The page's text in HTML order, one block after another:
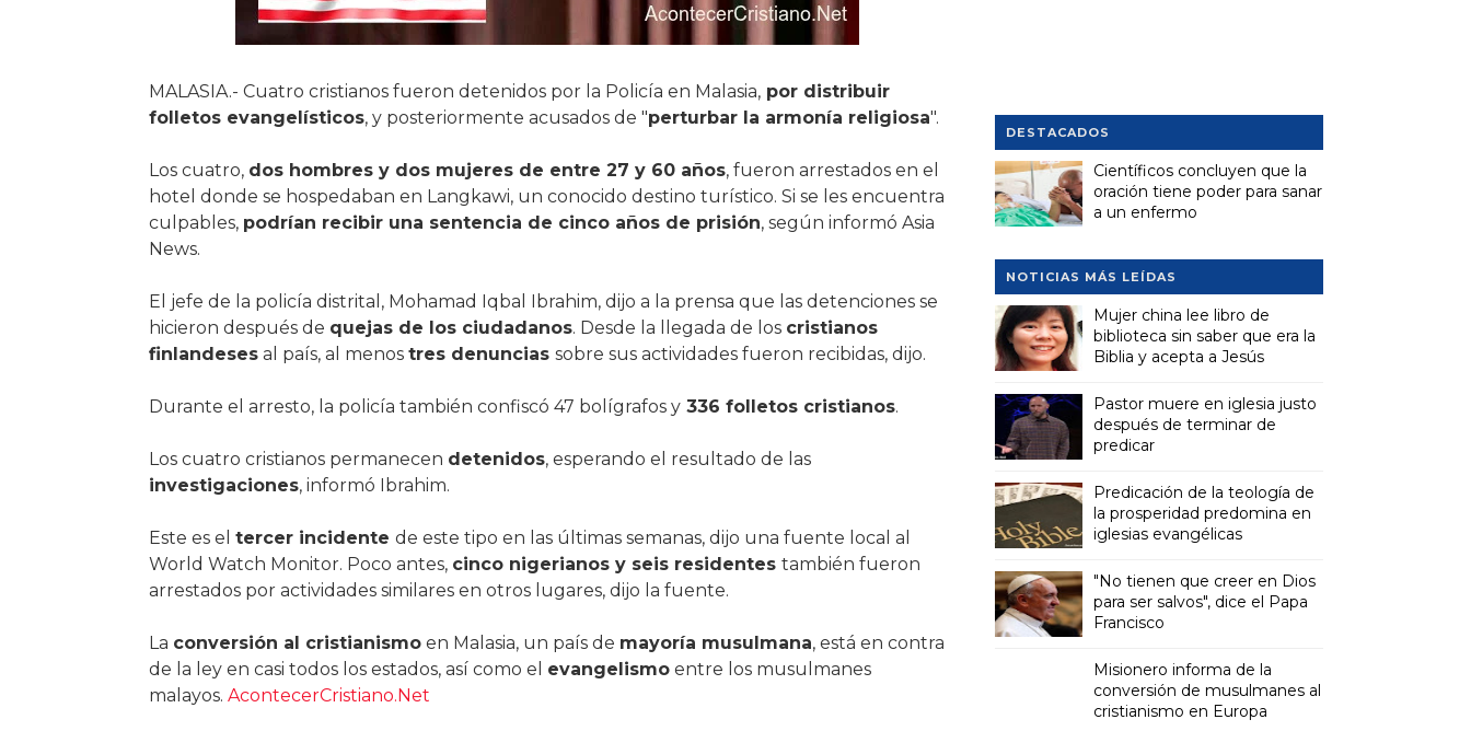
MALASIA.- Cuatro cristianos fueron detenidos por la Policía en Malasia,por distribuir
folletos evangelísticos, y posteriormente acusados de "perturbar la armonía religiosa".
Los cuatro, dos hombres y dos mujeres de entre 27 y 60 años, fueron arrestados en el
hotel donde se hospedaban en Langkawi, un conocido destino turístico. Si se les encuentra
culpables, podrían recibir una sentencia de cinco años de prisión, según informó Asia
News.
El jefe de la policía distrital, Mohamad Iqbal Ibrahim, dijo a la prensa que las detenciones se
hicieron después de quejas de los ciudadanos. Desde la llegada de los cristianos
finlandesesal país, al menos tres denuncias sobre sus actividades fueron recibidas, dijo.
Durante el arresto, la policía también confiscó 47 bolígrafos y336 folletos cristianos.
Los cuatro cristianos permanecen detenidos, esperando el resultado de las
investigaciones, informó Ibrahim.
Este es el tercer incidente de este tipo en las últimas semanas, dijo una fuente local al
World Watch Monitor. Poco antes, cinco nigerianos y seis residentes también fueron
arrestados por actividades similares en otros lugares, dijo la fuente.
La conversión al cristianismoen Malasia, un país de mayoría musulmana, está en contra
de la ley en casi todos los estados, así como el evangelismoentre los musulmanes
malayos. AcontecerCristiano.Net
DESTACADOS
Científicos concluyen que la
oración tiene poder para sanar
a un enfermo
NOTICIAS MÁS LEÍDAS
Mujer china lee libro de
biblioteca sin saber que era la
Biblia y acepta a Jesús
Pastor muere en iglesia justo
después de terminar de
predicar
Predicación de la teología de
la prosperidad predomina en
iglesias evangélicas
"No tienen que creer en Dios
para ser salvos", dice el Papa
Francisco
Misionero informa de la
conversión de musulmanes al
cristianismo en Europa